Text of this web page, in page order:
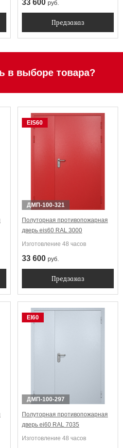
33 600 руб.
Предзаказ
в выборе товара?
EIS60
ДМП-100-321
Полуторная противопожарная
дверь eis60 RAL 3000
Изготовление 48 часов
33 600 руб.
Предзаказ
EI60
ДМП-100-297
Полуторная противопожарная
дверь ei60 RAL 7035
Изготовление 48 часов